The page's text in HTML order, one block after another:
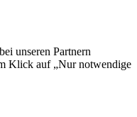
unseren Partnern
Klick auf „Nur notwendige